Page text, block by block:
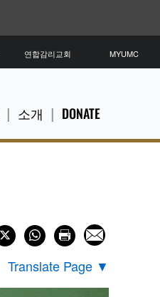
소개 DONATE
연합감리교회 MYUMC
Translate Page ▼